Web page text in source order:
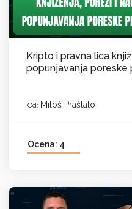
Kripto i pravna lica
popunjavanja poreske
Od: Miloš Praštalo
Ocena: 4